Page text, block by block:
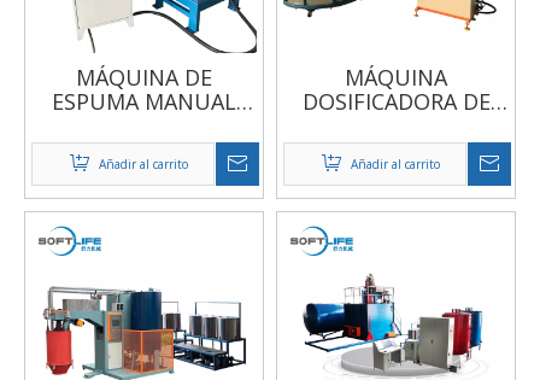
MÁQUINA DE
ESPUMA MANUAL
Añadir al carrito
MÁQUINA
DOSIFICADORA DE
AUTOMÁTICA
Añadir al carrito